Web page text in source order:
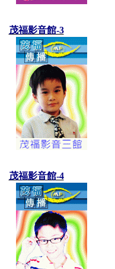
茂福影音館-3
茂福影音館-4